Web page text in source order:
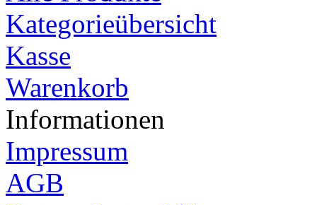
Kategorieübersicht
Kasse
Warenkorb
Informationen
Impressum
AGB